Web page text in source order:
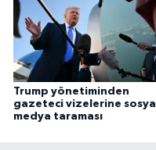
Trump yönetiminden
gazeteci vizelerine sosyal
medya taraması